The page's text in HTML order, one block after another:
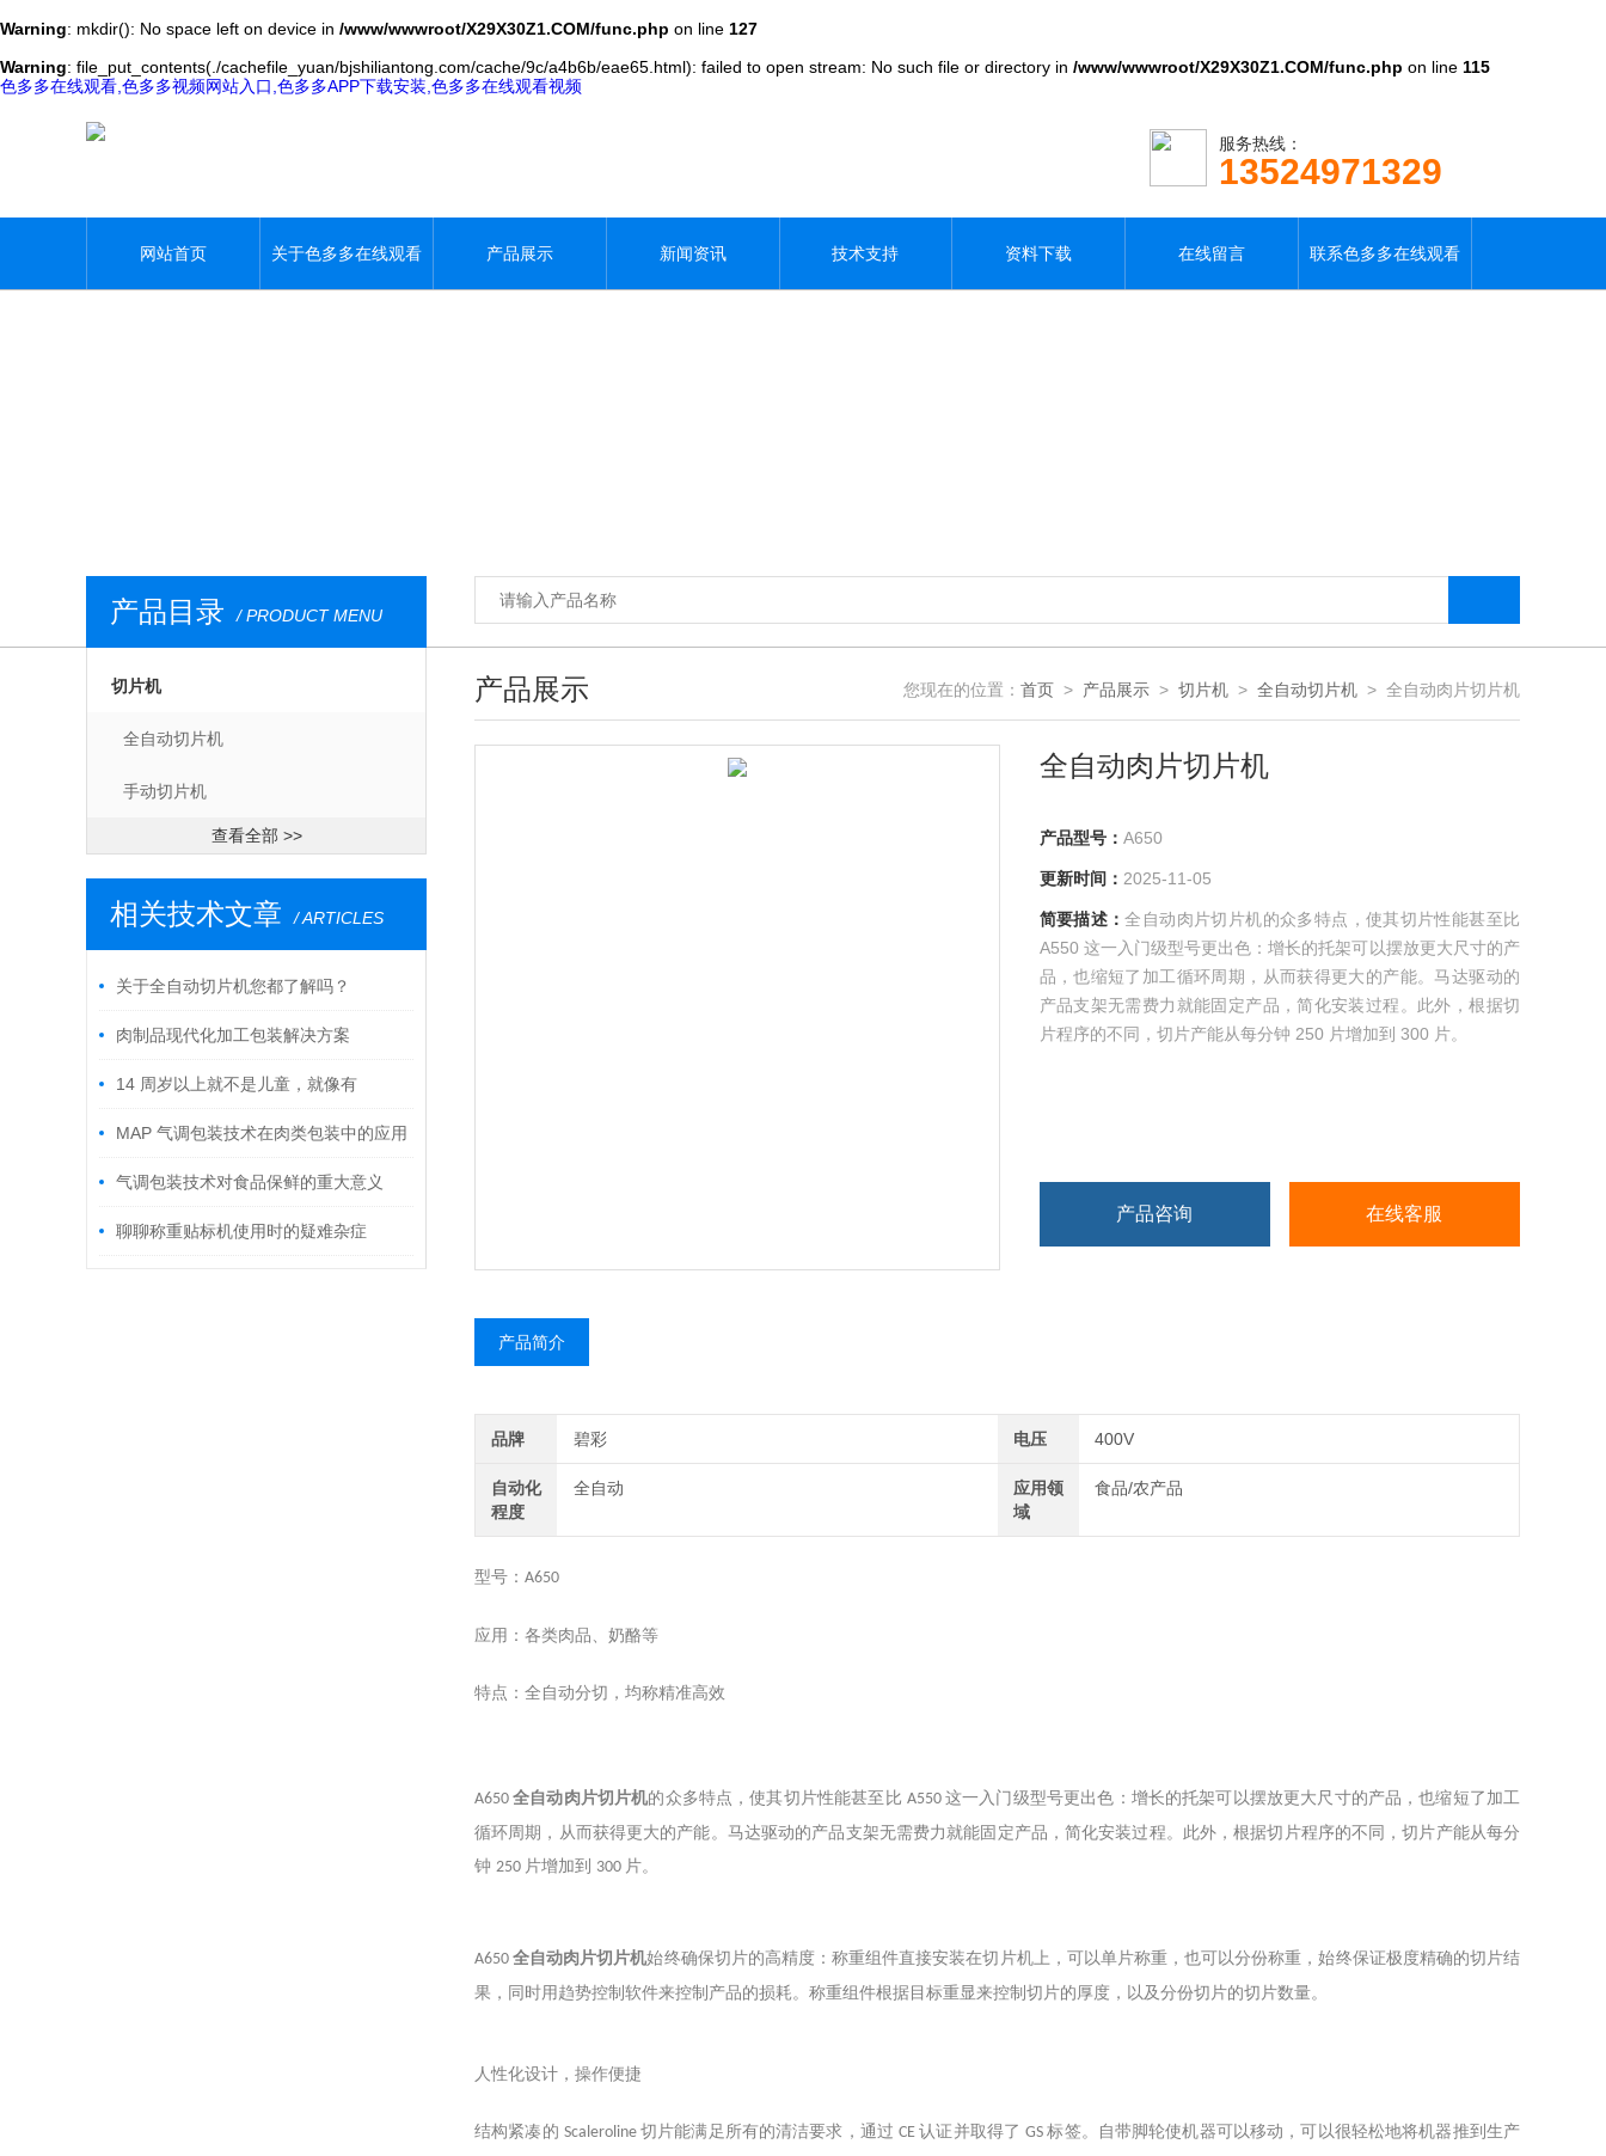
Warning: mkdir(): No space left on device in /www/wwwroot/X29X30Z1.COM/func.php on line 127
Warning: file_put_contents(./cachefile_yuan/bjshiliantong.com/cache/9c/a4b6b/eae65.html): failed to open stream: No such file or directory in /www/wwwroot/X29X30Z1.COM/func.php on line 115
色多多在线观看,色多多视频网站入口,色多多APP下载安装,色多多在线观看视频
服务热线：
13524971329
网站首页 关于色多多在线观看 产品展示 新闻资讯 技术支持 资料下载 在线留言 联系色多多在线观看
产品目录 / PRODUCT MENU
切片机
全自动切片机
手动切片机
查看全部 >>
相关技术文章 / ARTICLES
关于全自动切片机您都了解吗？
肉制品现代化加工包装解决方案
14 周岁以上就不是儿童，就像有
>50μm 的漏孔就不再叫气调包装
MAP 气调包装技术在肉类包装中的应用
气调包装技术对食品保鲜的重大意义
聊聊称重贴标机使用时的疑难杂症
产品展示 您现在的位置： 首页 > 产品展示 > 切片机 > 全自动切片机 > 全自动肉片切片机
全自动肉片切片机
产品型号： A650
更新时间： 2025-11-05
简要描述：全自动肉片切片机的众多特点，使其切片性能甚至比
A550 这一入门级型号更出色：增长的托架可以摆放更大尺寸的产
品，也缩短了加工循环周期，从而获得更大的产能。马达驱动的
产品支架无需费力就能固定产品，简化安装过程。此外，根据切
片程序的不同，切片产能从每分钟 250 片增加到 300 片。
产品咨询 在线客服
产品简介
品牌 碧彩 电压 400V
自动化
程度
全自动
应用领
域
食品/农产品
型号： A650
应用：各类肉品、奶酪等
特点：全自动分切，均称精准高效
A650全自动肉片切片机的众多特点，使其切片性能甚至比 A550 这一入门级型号更出色：增长的托架可以摆放更大尺寸的产品，也缩短了加工
循环周期，从而获得更大的产能。马达驱动的产品支架无需费力就能固定产品，简化安装过程。此外，根据切片程序的不同，切片产能从每分
钟 250 片增加到 300 片。
A650全自动肉片切片机始终确保切片的高精度：称重组件直接安装在切片机上，可以单片称重，也可以分份称重，始终保证极度精确的切片结
果，同时用趋势控制软件来控制产品的损耗。称重组件根据目标重显来控制切片的厚度，以及分份切片的切片数量。
人性化设计，操作便捷
结构紧凑的 Scaleroline 切片能满足所有的清洁要求，通过CE认证并取得了GS标签。自带脚轮使机器可以移动，可以很轻松地将机器推到生产